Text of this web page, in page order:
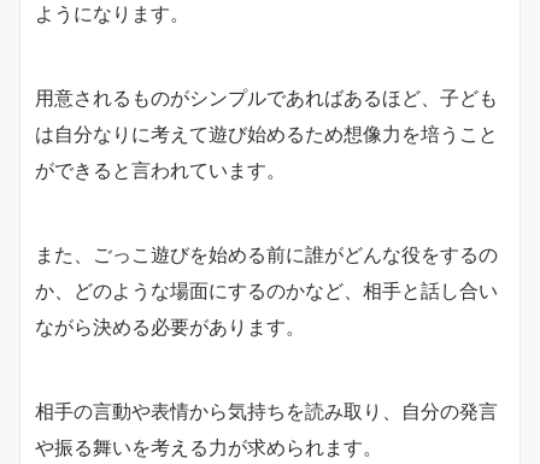
ようになります。
用意されるものがシンプルであればあるほど、子ども
は自分なりに考えて遊び始めるため想像力を培うこと
ができると言われています。
また、ごっこ遊びを始める前に誰がどんな役をするの
か、どのような場面にするのかなど、相手と話し合い
ながら決める必要があります。
相手の言動や表情から気持ちを読み取り、自分の発言
や振る舞いを考える力が求められます。